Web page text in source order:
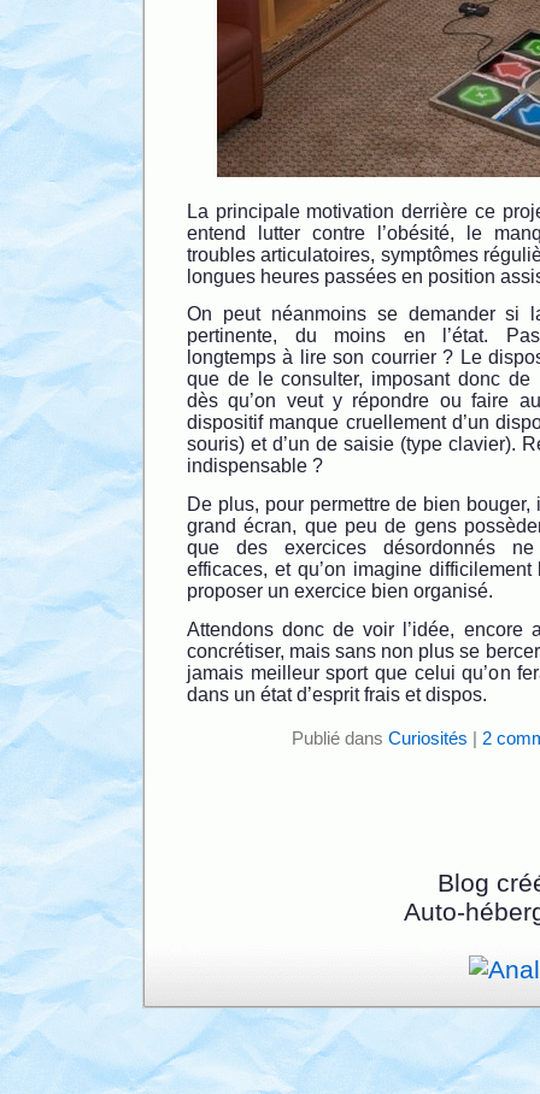
La principale motivation derrière ce
entend lutter contre l’obésité, le
troubles articulatoires, symptômes
longues heures passées en position
On peut néanmoins se demander si
pertinente, du moins en l’état.
longtemps à lire son courrier ? Le
que de le consulter, imposant donc de
dès qu’on veut y répondre ou faire
dispositif manque cruellement d’un
souris) et d’un de saisie (type clavier).
indispensable ?
De plus, pour permettre de bien
grand écran, que peu de gens
que des exercices désordonnés
efficaces, et qu’on imagine
proposer un exercice bien organisé.
Attendons donc de voir l’idée, encore
concrétiser, mais sans non plus se
jamais meilleur sport que celui qu’on
dans un état d’esprit frais et dispos.
Publié dans Curiosités 2
Blog
Auto-